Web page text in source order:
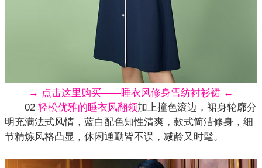
→ 点击这里购买——睡衣风修身雪纺衬衫裙 ←
02 轻松优雅的睡衣风翻领加上撞色滚边，裙身轮廓分
明充满法式风情，蓝白配色知性清爽，款式简洁修身，细
节精炼风格凸显，休闲通勤皆不误，减龄又时髦。